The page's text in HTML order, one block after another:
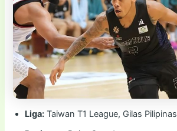
Liga: Taiwan T1 League, Gilas Pilipinas